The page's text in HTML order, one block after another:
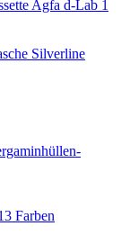
Agfa d-Lab 1
Silverline
Farben